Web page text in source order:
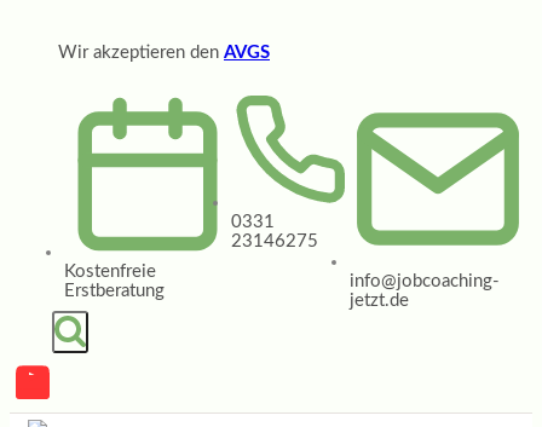
Wir akzeptieren den AVGS
Kostenfreie
Erstberatung
0331
23146275
info@jobcoaching-
jetzt.de